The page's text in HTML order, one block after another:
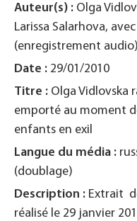
Auteur(s) : Olga
Larissa Salarhova,
(enregistrement audio)
Date : 29/01/2010
Titre : Olga Vidlovska
emporté au moment
enfants en exil
Langue du média :
(doublage)
Description : Extrait
réalisé le 29 janvier